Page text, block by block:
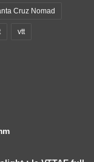
Cruz Nomad
vtt